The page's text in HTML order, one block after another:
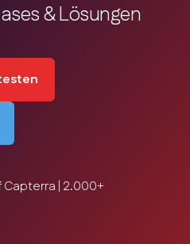
& Lösungen
Capterra | 2.000+